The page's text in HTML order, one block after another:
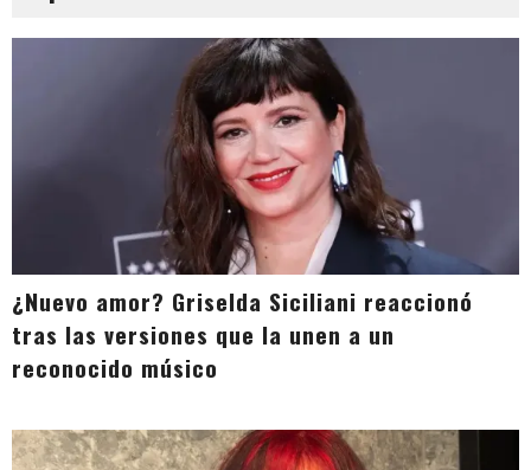
¿Nuevo amor? Griselda Siciliani reaccionó
tras las versiones que la unen a un
reconocido músico